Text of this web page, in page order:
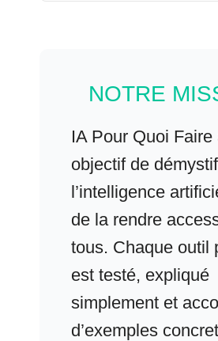
NOTRE
IA Pour Quoi Faire
objectif de
l’intelligence
de la rendre
tous. Chaque outil
est testé, expliqué
simplement et
d’exemples